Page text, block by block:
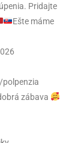
Pridajte
Ešte máme
polpenzia
zábava